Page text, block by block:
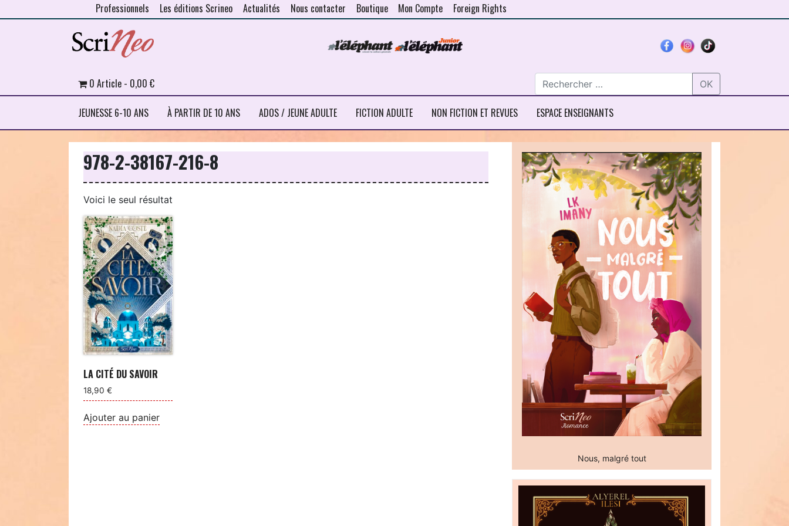
Professionnels Les éditions Scrineo Actualités Nous contacter Boutique Mon Compte Foreign Rights
OK
JEUNESSE 6-10 ANS À PARTIR DE 10 ANS ADOS / JEUNE ADULTE FICTION ADULTE NON FICTION ET REVUES ESPACE ENSEIGNANTS
0 Article 0,00 €
978-2-38167-216-8
Voici le seul résultat
LA CITÉ DU SAVOIR
18,90 €
Ajouter au panier
Nous, malgré tout